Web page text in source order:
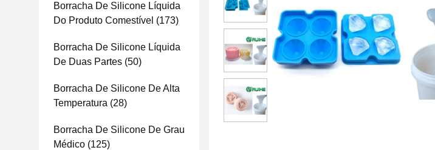
Borracha De Silicone Líquida
Do Produto Comestível (173)
Borracha De Silicone Líquida
De Duas Partes (50)
Borracha De Silicone De Alta
Temperatura (28)
Borracha De Silicone De Grau
Médico (125)